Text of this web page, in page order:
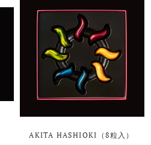
AKITA HASHIOKI（8粒入）